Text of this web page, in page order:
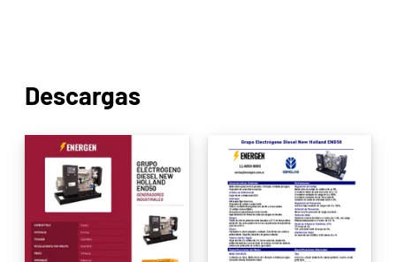
Descargas